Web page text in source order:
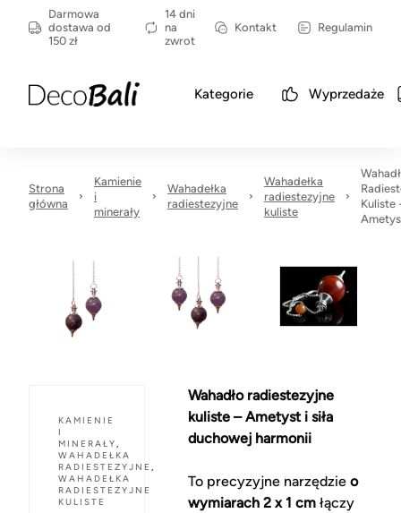
Darmowa
dostawa od
150 zł
14 dni
na
zwrot
Kontakt Regulamin
Kategorie Wyprzedaże
Strona
główna
Kamienie
i
minerały
Wahadełka
radiestezyjne
Wahadełka
radiestezyjne
kuliste
Kuliste
KAMIENIE
I
MINERAŁY,
WAHADEŁKA
RADIESTEZYJNE ,
WAHADEŁKA
RADIESTEZYJNE
KULISTE
Wahadło radiestezyjne
kuliste – Ametyst i siła
duchowej harmonii
To precyzyjne narzędzie o
wymiarach 2 x 1 cmłączy